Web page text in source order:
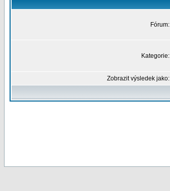
Fórum:
Kategorie:
Zobrazit výsledek jako: